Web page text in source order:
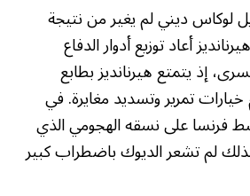
لوكاس ديني لم يغير من نتيجة
أعاد توزيع أدوار الدفاع
إذ يتمتع هيرنانديز بطابع
تمرير وتسديد مغايرة. في
فرنسا على نسقه الهجومي الذي
لم تشعر الديوك باضطراب كبير